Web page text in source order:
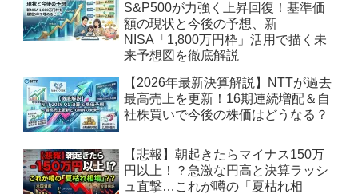
S&P500が力強く上昇回復！基準価
額の現状と今後の予想、新
NISA「1,800万円枠」活用で描く未
来予想図を徹底解説
【2026年最新決算解説】NTTが過去
最高売上を更新！16期連続増配＆自
社株買いで今後の株価はどうなる？
【悲報】朝起きたらマイナス150万
円以上！？急激な円高と決算ラッシ
ュ直撃…これが噂の「夏枯れ相